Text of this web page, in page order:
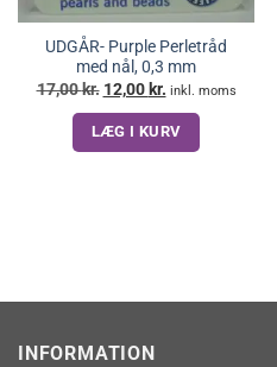
UDGÅR- Purple Perletråd
med nål, 0,3 mm
17,00kr. Den
oprindelige
pris
var:
17,00 kr..
12,00kr. Den
aktuelle
pris
er:
12,00 kr..
inkl. moms
LÆG I KURV
INFORMATION